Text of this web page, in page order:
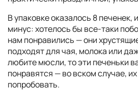
В упаковке оказалось 8 печенек,
минус: хотелось бы все-таки
нам понравились — они
подходят для чая, молока или
любите мюсли, то эти печеньки
понравятся — во вском случае,
попробовать.